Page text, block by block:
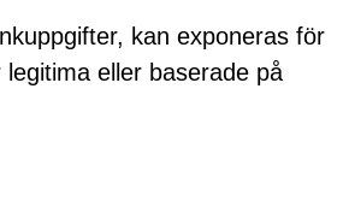
kan exponeras för
eller baserade på